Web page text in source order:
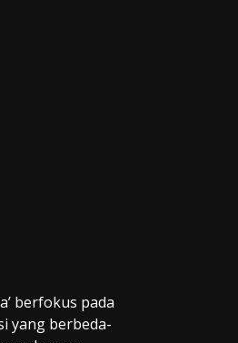
berfokus pada
yang berbeda-